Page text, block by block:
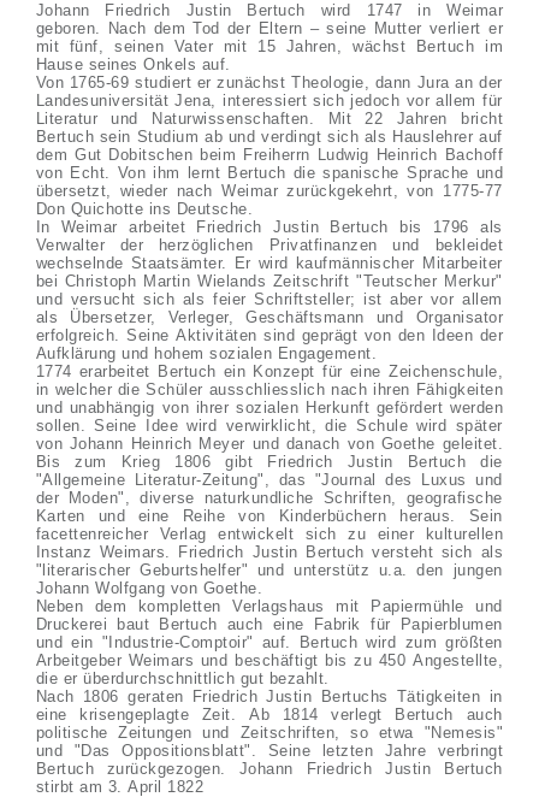
Johann Friedrich Justin Bertuch wird 1747 in Weimar
geboren. Nach dem Tod der Eltern – seine Mutter verliert er
mit fünf, seinen Vater mit 15 Jahren, wächst Bertuch im
Hause seines Onkels auf.
Von 1765-69 studiert er zunächst Theologie, dann Jura an der
Landesuniversität Jena, interessiert sich jedoch vor allem für
Literatur und Naturwissenschaften. Mit 22 Jahren bricht
Bertuch sein Studium ab und verdingt sich als Hauslehrer auf
dem Gut Dobitschen beim Freiherrn Ludwig Heinrich Bachoff
von Echt. Von ihm lernt Bertuch die spanische Sprache und
übersetzt, wieder nach Weimar zurückgekehrt, von 1775-77
Don Quichotte ins Deutsche.
In Weimar arbeitet Friedrich Justin Bertuch bis 1796 als
Verwalter der herzöglichen Privatfinanzen und bekleidet
wechselnde Staatsämter. Er wird kaufmännischer Mitarbeiter
bei Christoph Martin Wielands Zeitschrift "Teutscher Merkur"
und versucht sich als feier Schriftsteller; ist aber vor allem
als Übersetzer, Verleger, Geschäftsmann und Organisator
erfolgreich. Seine Aktivitäten sind geprägt von den Ideen der
Aufklärung und hohem sozialen Engagement.
1774 erarbeitet Bertuch ein Konzept für eine Zeichenschule,
in welcher die Schüler ausschliesslich nach ihren Fähigkeiten
und unabhängig von ihrer sozialen Herkunft gefördert werden
sollen. Seine Idee wird verwirklicht, die Schule wird später
von Johann Heinrich Meyer und danach von Goethe geleitet.
Bis zum Krieg 1806 gibt Friedrich Justin Bertuch die
"Allgemeine Literatur-Zeitung", das "Journal des Luxus und
der Moden", diverse naturkundliche Schriften, geografische
Karten und eine Reihe von Kinderbüchern heraus. Sein
facettenreicher Verlag entwickelt sich zu einer kulturellen
Instanz Weimars. Friedrich Justin Bertuch versteht sich als
"literarischer Geburtshelfer" und unterstütz u.a. den jungen
Johann Wolfgang von Goethe.
Neben dem kompletten Verlagshaus mit Papiermühle und
Druckerei baut Bertuch auch eine Fabrik für Papierblumen
und ein "Industrie-Comptoir" auf. Bertuch wird zum größten
Arbeitgeber Weimars und beschäftigt bis zu 450 Angestellte,
die er überdurchschnittlich gut bezahlt.
Nach 1806 geraten Friedrich Justin Bertuchs Tätigkeiten in
eine krisengeplagte Zeit. Ab 1814 verlegt Bertuch auch
politische Zeitungen und Zeitschriften, so etwa "Nemesis"
und "Das Oppositionsblatt". Seine letzten Jahre verbringt
Bertuch zurückgezogen. Johann Friedrich Justin Bertuch
stirbt am 3. April 1822